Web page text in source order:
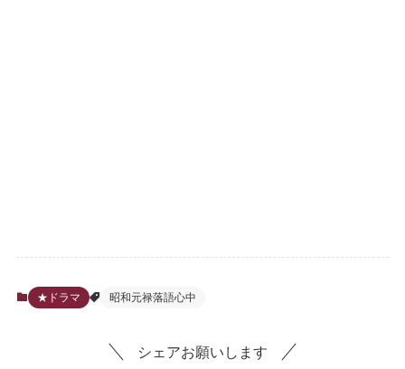
★ドラマ 昭和元禄落語心中
シェアお願いします